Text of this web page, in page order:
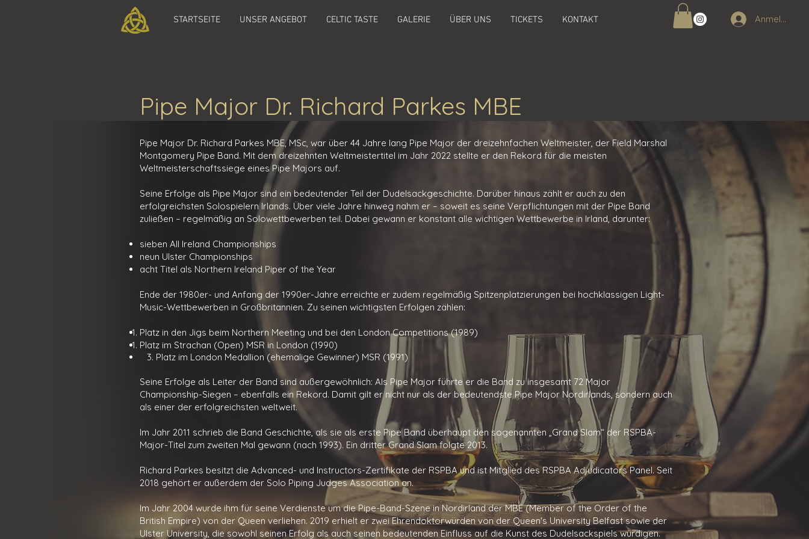
STARTSEITE UNSER ANGEBOT CELTIC TASTE GALERIE ÜBER UNS TICKETS KONTAKT Anmelden
Pipe Major Dr. Richard Parkes MBE
Pipe Major Dr. Richard Parkes MBE, MSc, war über 44 Jahre lang Pipe Major der dreizehnfachen Weltmeister, der Field Marshal
Montgomery Pipe Band. Mit dem dreizehnten Weltmeistertitel im Jahr 2022 stellte er den Rekord für die meisten
Weltmeisterschaftssiege eines Pipe Majors auf.
Seine Erfolge als Pipe Major sind ein bedeutender Teil der Dudelsackgeschichte. Darüber hinaus zählt er auch zu den
erfolgreichsten Solospielern Irlands. Über viele Jahre hinweg nahm er – soweit es seine Verpflichtungen mit der Pipe Band
zuließen – regelmäßig an Solowettbewerben teil. Dabei gewann er konstant alle wichtigen Wettbewerbe in Irland, darunter:
sieben All Ireland Championships
neun Ulster Championships
acht Titel als Northern Ireland Piper of the Year
Ende der 1980er- und Anfang der 1990er-Jahre erreichte er zudem regelmäßig Spitzenplatzierungen bei hochklassigen Light-
Music-Wettbewerben in Großbritannien. Zu seinen wichtigsten Erfolgen zählen:
Platz in den Jigs beim Northern Meeting und bei den London Competitions (1989)
Platz im Strachan (Open) MSR in London (1990)
3. Platz im London Medallion (ehemalige Gewinner) MSR (1991)
Seine Erfolge als Leiter der Band sind außergewöhnlich: Als Pipe Major führte er die Band zu insgesamt 72 Major
Championship-Siegen – ebenfalls ein Rekord. Damit gilt er nicht nur als der bedeutendste Pipe Major Nordirlands, sondern auch
als einer der erfolgreichsten weltweit.
Im Jahr 2011 schrieb die Band Geschichte, als sie als erste Pipe Band überhaupt den sogenannten „Grand Slam“ der RSPBA-
Major-Titel zum zweiten Mal gewann (nach 1993). Ein dritter Grand Slam folgte 2013.
Richard Parkes besitzt die Advanced- und Instructors-Zertifikate der RSPBA und ist Mitglied des RSPBA Adjudicators Panel. Seit
2018 gehört er außerdem der Solo Piping Judges Association an.
Im Jahr 2004 wurde ihm für seine Verdienste um die Pipe-Band-Szene in Nordirland der MBE (Member of the Order of the
British Empire) von der Queen verliehen. 2019 erhielt er zwei Ehrendoktorwürden von der Queen's University Belfast sowie der
Ulster University, die sowohl seinen Erfolg als auch seinen bedeutenden Einfluss auf die Kunst des Dudelsackspiels würdigen.